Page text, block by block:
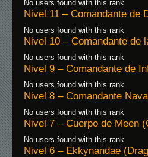
No users found with this rank
Nivel 11 – Comandante de
No users found with this rank
Nivel 10 – Comandante de
No users found with this rank
Nivel 9 – Comandante de
No users found with this rank
Nivel 8 – Comandante
No users found with this rank
Nivel 7 – Cuerpo de Meen
No users found with this rank
Nivel 6 – Ekkynandae